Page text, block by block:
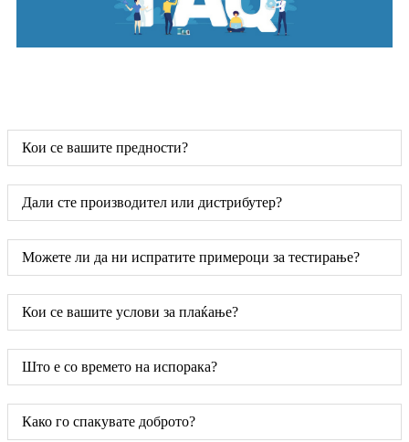
Кои се вашите предности?
Дали сте производител или дистрибутер?
Можете ли да ни испратите примероци за тестирање?
Кои се вашите услови за плаќање?
Што е со времето на испорака?
Како го спакувате доброто?